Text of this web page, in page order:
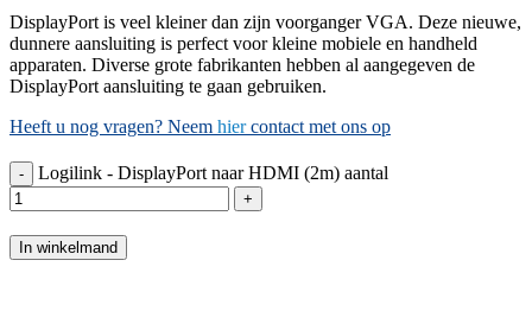
DisplayPort is veel kleiner dan zijn voorganger VGA. Deze nieuwe,
dunnere aansluiting is perfect voor kleine mobiele en handheld
apparaten. Diverse grote fabrikanten hebben al aangegeven de
DisplayPort aansluiting te gaan gebruiken.
Heeft u nog vragen? Neem hiercontact met ons op
Logilink - DisplayPort naar HDMI (2m) aantal
In winkelmand